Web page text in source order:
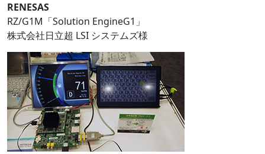
RENESAS
RZ/G1M「Solution EngineG1」
株式会社日立超 LSI システムズ様